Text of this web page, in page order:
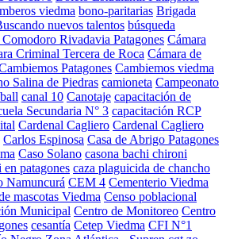
viedma bono-paritarias Brigada
nuevos talentos búsqueda
Rivadavia Patagones Cámara
Criminal Tercera de Roca Cámara de
Patagones Cambiemos viedma
Salina de Piedras camioneta Campeonato
canal 10 Canotaje capacitación de
Secundaria N° 3 capacitación RCP
Cardenal Cagliero Cardenal Cagliero
Carlos Espinosa Casa de Abrigo Patagones
Caso Solano casona bachi chironi
en patagones caza plaguicida de chancho
Namuncurá CEM 4 Cementerio Viedma
mascotas Viedma Censo poblacional
Municipal Centro de Monitoreo Centro
cesantía Cetep Viedma CFI N°1